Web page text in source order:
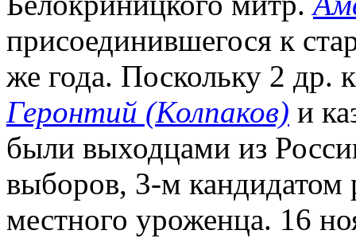
присоединившегося к
же года. Поскольку 2 др.
Геронтий (Колпаков) и
были выходцами из
выборов, 3-м
местного уроженца. 16